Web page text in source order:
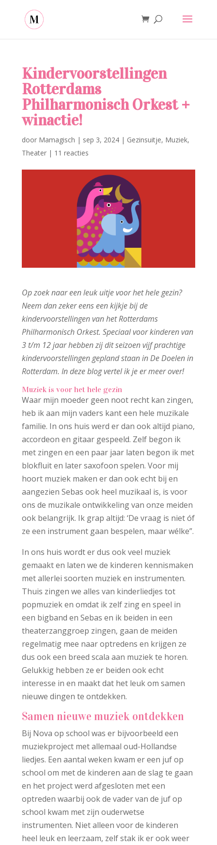
Kindervoorstellingen
Rotterdams
Philharmonisch Orkest +
winactie!
door Mamagisch | sep 3, 2024| Gezinsuitje, Muziek,
Theater| 11 reacties
Op zoek naar een leuk uitje voor het hele gezin?
Neem dan zeker eens een kijkje bij de
kindervoorstellingen van het Rotterdams
Philharmonisch Orkest. Speciaal voor kinderen van
3 t/m 12 jaar hebben zij dit seizoen vijf prachtige
kindervoorstellingen gepland staan in De Doelen in
Rotterdam. In deze blog vertel ik je er meer over!
Muziek is voor het hele gezin
Waar mijn moeder geen noot recht kan zingen,
heb ik aan mijn vaders kant een hele muzikale
familie. In ons huis werd er dan ook altijd piano,
accordeon en gitaar gespeeld. Zelf begon ik
met zingen en een paar jaar laten begon ik met
blokfluit en later saxofoon spelen. Voor mij
hoort muziek maken er dan ook echt bij en
aangezien Sebas ook heel muzikaal is, is voor
ons de muzikale ontwikkeling van onze meiden
ook belangrijk. Ik grap altijd: ‘De vraag is niet óf
ze een instrument gaan bespelen, maar wélke”.
In ons huis wordt er dus ook veel muziek
gemaakt en laten we de kinderen kennismaken
met allerlei soorten muziek en instrumenten.
Thuis zingen we alles van kinderliedjes tot
popmuziek en omdat ik zelf zing en speel in
een bigband en Sebas en ik beiden in een
theaterzanggroep zingen, gaan de meiden
regelmatig mee naar optredens en krijgen ze
dus ook een breed scala aan muziek te horen.
Gelukkig hebben ze er beiden ook echt
interesse in en maakt dat het leuk om samen
nieuwe dingen te ontdekken.
Samen nieuwe muziek ontdekken
Bij Nova op school was er bijvoorbeeld een
muziekproject met allemaal oud-Hollandse
liedjes. Een aantal weken kwam er een juf op
school om met de kinderen aan de slag te gaan
en het project werd afgesloten met een
optreden waarbij ook de vader van de juf op
school kwam met zijn ouderwetse
instrumenten. Niet alleen voor de kinderen
heel leuk en leerzaam, zelf stak ik er ook weer